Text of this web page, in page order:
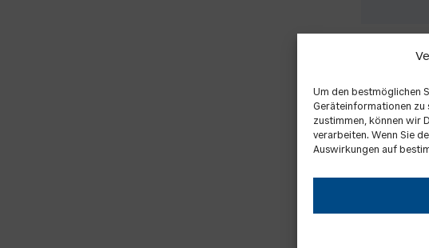
Um den bestmöglichen
Geräteinformationen zu
zustimmen, können wir
verarbeiten. Wenn Sie
Auswirkungen auf